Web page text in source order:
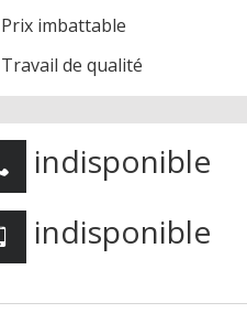
Prix imbattable
Travail de qualité
indisponible
indisponible